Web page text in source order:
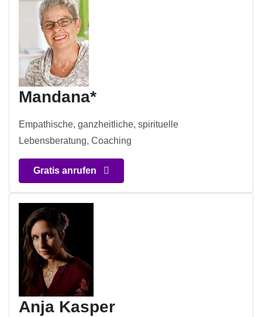
Mandana*
Empathische, ganzheitliche, spirituelle
Lebensberatung, Coaching
Gratis anrufen
Anja Kasper